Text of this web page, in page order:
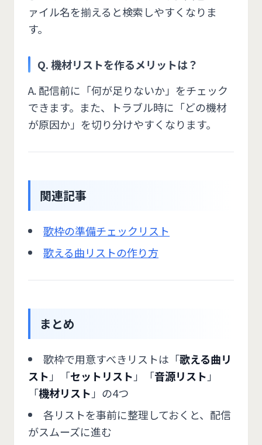
ァイル名を揃えると検索しやすくなりま
す。
Q. 機材リストを作るメリットは？
A. 配信前に「何が足りないか」をチェック
できます。また、トラブル時に「どの機材
が原因か」を切り分けやすくなります。
関連記事
歌枠の準備チェックリスト
歌える曲リストの作り方
まとめ
歌枠で用意すべきリストは「歌える曲リ
スト 」「セットリスト 」「音源リスト 」
「機材リスト 」の4つ
各リストを事前に整理しておくと、配信
がスムーズに進む